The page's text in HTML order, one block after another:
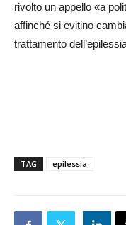
rivolto un appello «a
affinché si evitino
trattamento
TAG epilessia